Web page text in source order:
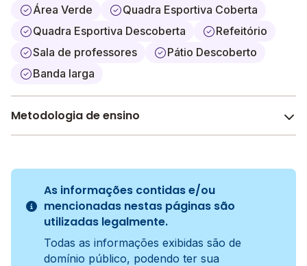
Área Verde
Quadra Esportiva Coberta
Quadra Esportiva Descoberta
Refeitório
Sala de professores
Pátio Descoberto
Banda larga
Metodologia de ensino
A metodologia é um conjunto de métodos e práticas
adotados pela escola no processo de ensino e
aprendizagem do aluno.
As informações contidas e/ou
mencionadas nestas páginas são
utilizadas legalmente.
Todas as informações exibidas são de
domínio público, podendo ter sua